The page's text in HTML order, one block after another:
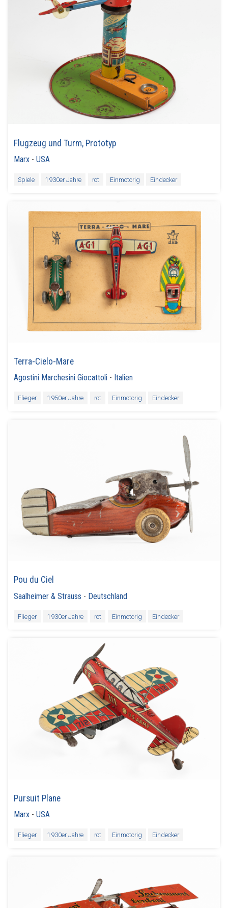
Flugzeug und Turm, Prototyp
Marx -USA
Spiele 1930er Jahre rot Einmotorig Eindecker
Terra-Cielo-Mare
Agostini Marchesini Giocattoli - Italien
Flieger 1950er Jahre rot Einmotorig Eindecker
Pou du Ciel
Saalheimer & Strauss - Deutschland
Flieger 1930er Jahre rot Einmotorig Eindecker
Pursuit Plane
Marx -USA
Flieger 1930er Jahre rot Einmotorig Eindecker